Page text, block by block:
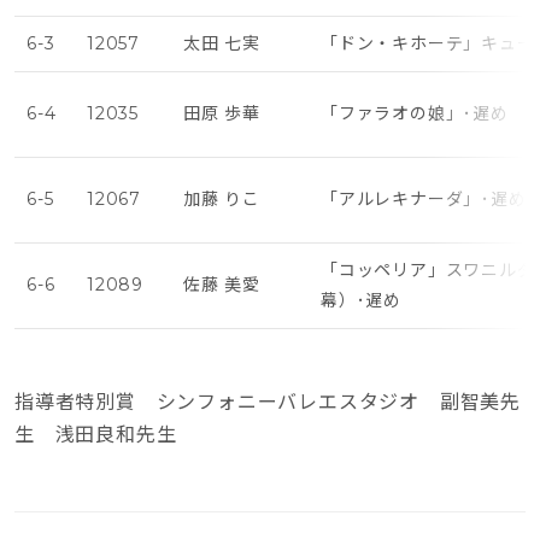
6-3 12057 太田 七実 「ドン・キホーテ」キュ
6-4 12035 田原 歩華 「ファラオの娘」･遅め
6-5 12067 加藤 りこ 「アルレキナーダ」･遅め
6-6 12089 佐藤 美愛
「コッペリア」スワニル
幕）･遅め
指導者特別賞 シンフォニーバレエスタジオ 副智美先
生 浅田良和先生